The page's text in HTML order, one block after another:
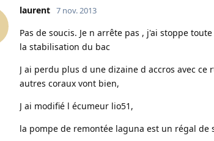
laurent 7 nov. 2013
Pas de soucis. Je n arrête pas , j'ai stoppe
la stabilisation du bac
J ai perdu plus d une dizaine d accros avec
autres coraux vont bien,
J ai modifié l écumeur lio51,
la pompe de remontée laguna est un régal